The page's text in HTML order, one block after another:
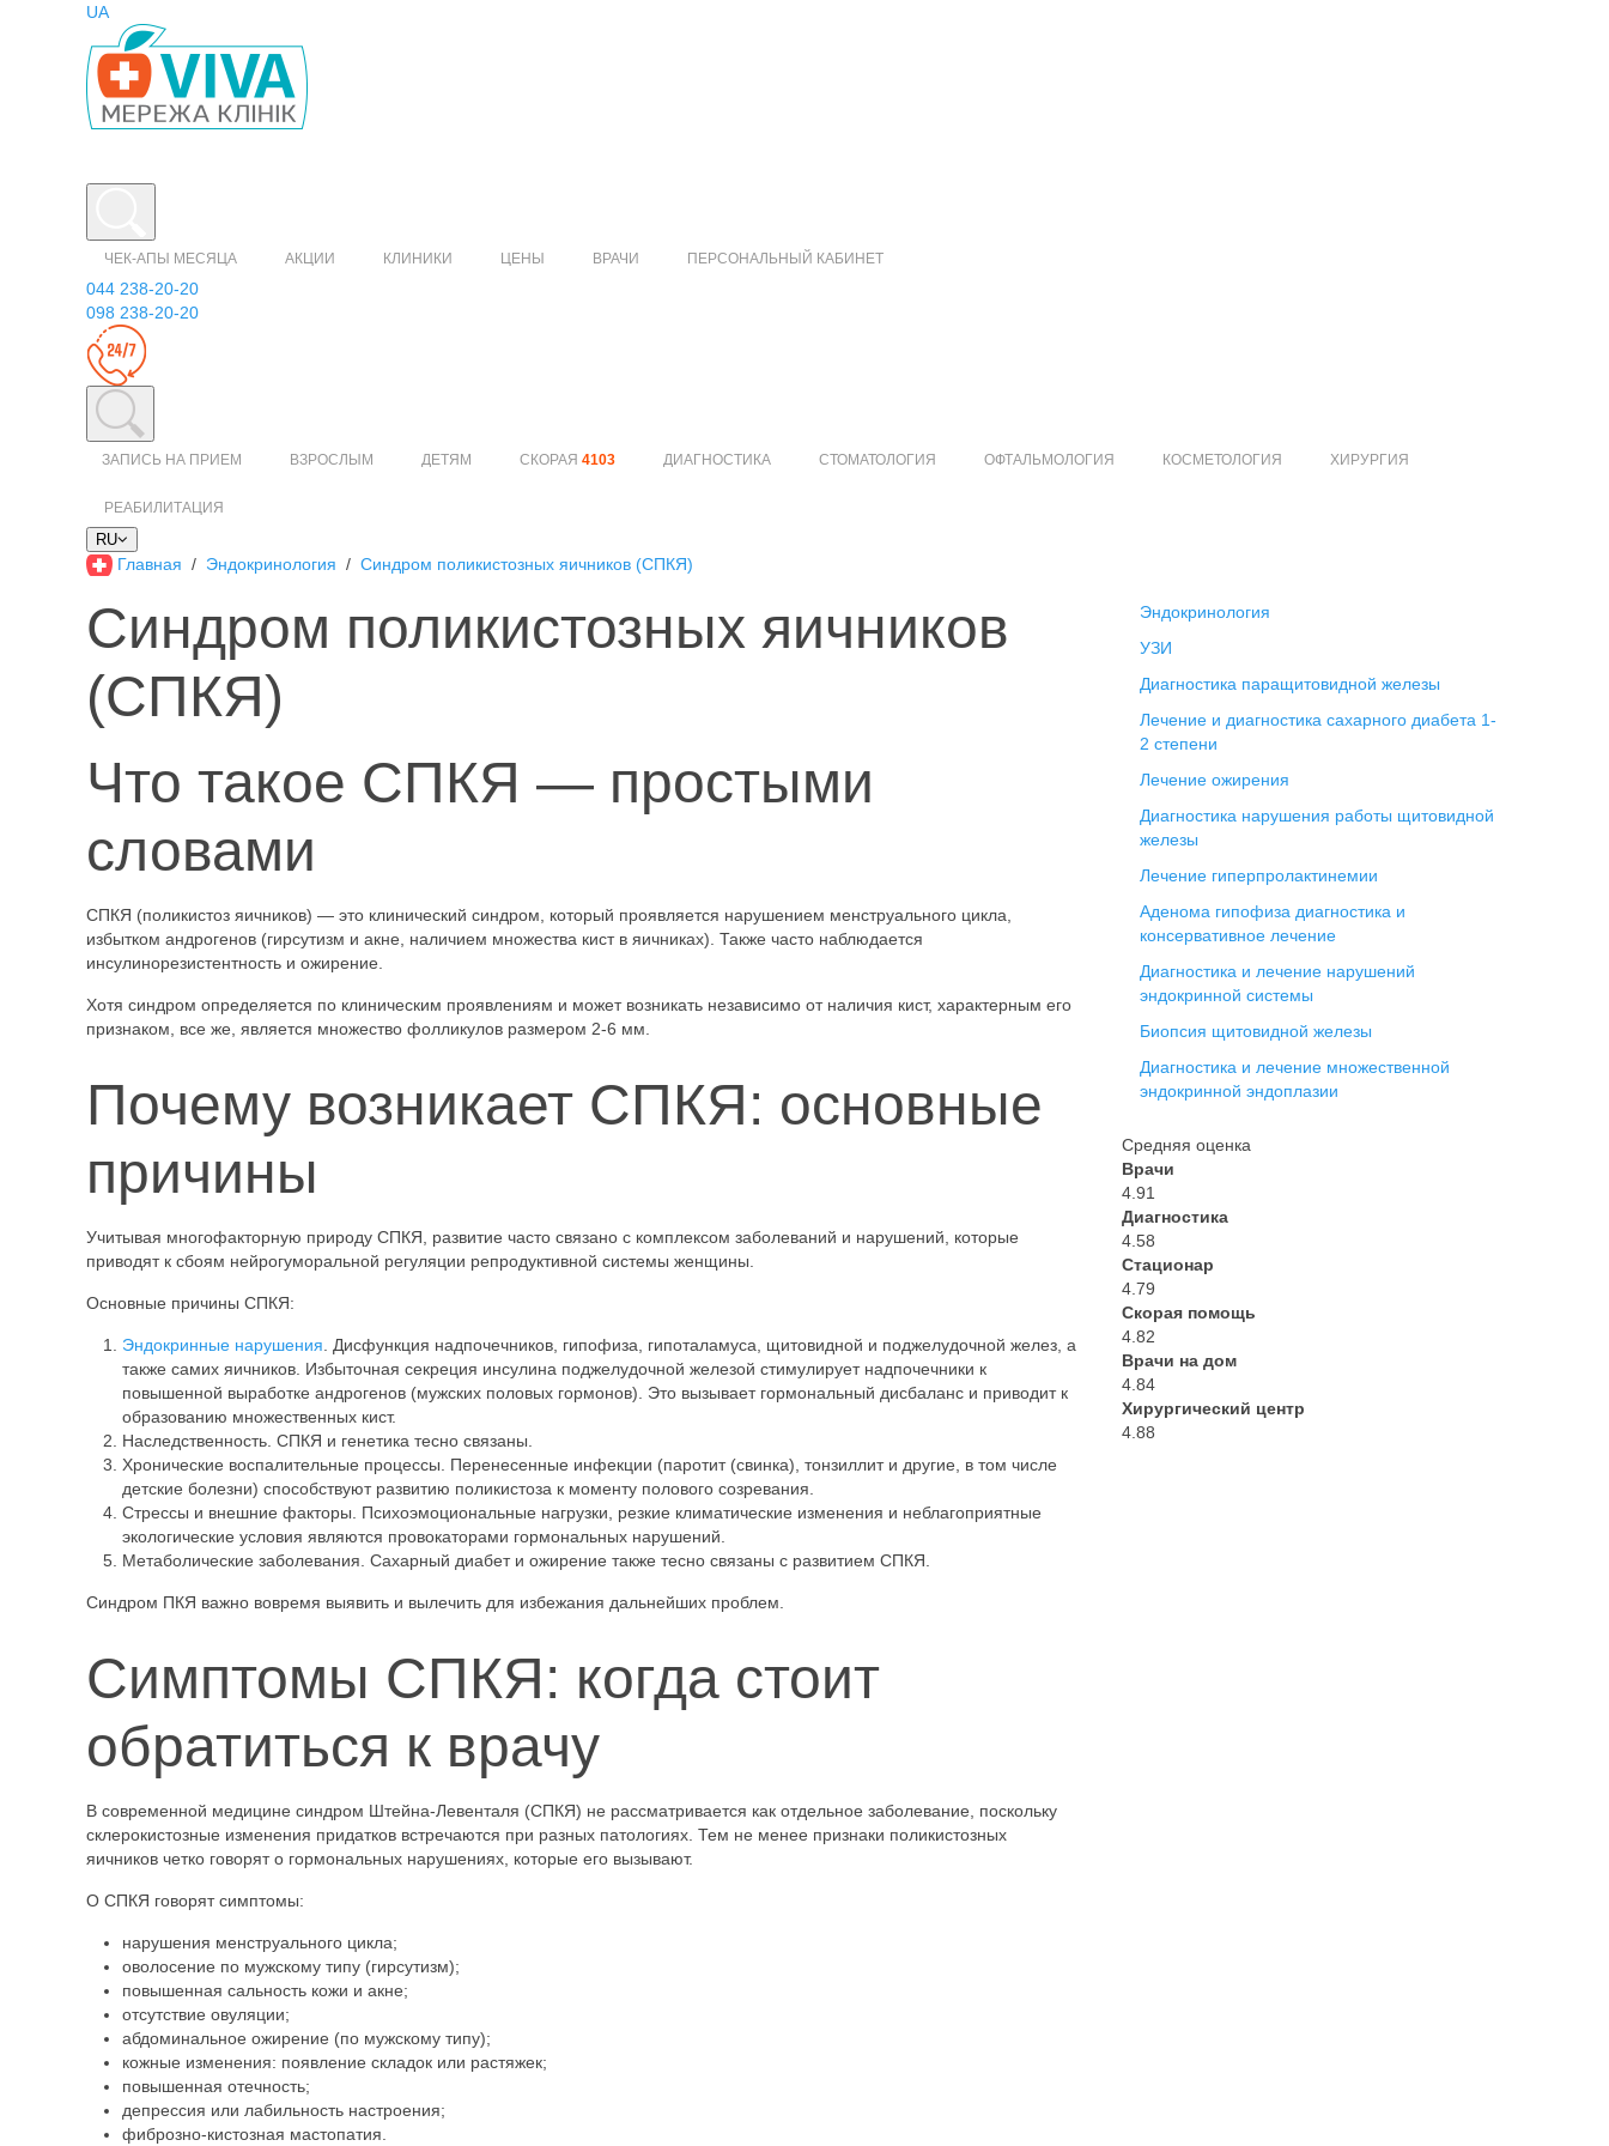
UA
ЧЕК-АПЫ МЕСЯЦА АКЦИИ КЛИНИКИ ЦЕНЫ ВРАЧИ ПЕРСОНАЛЬНЫЙ КАБИНЕТ
044 238-20-20
098 238-20-20
ЗАПИСЬ НА ПРИЕМ ВЗРОСЛЫМ ДЕТЯМ СКОРАЯ 4103 ДИАГНОСТИКА СТОМАТОЛОГИЯ ОФТАЛЬМОЛОГИЯ КОСМЕТОЛОГИЯ ХИРУРГИЯ
РЕАБИЛИТАЦИЯ
RU
Главная Эндокринология Синдром поликистозных яичников (СПКЯ)
Синдром поликистозных яичников
(СПКЯ)
Что такое СПКЯ — простыми
словами
СПКЯ (поликистоз яичников) — это клинический синдром, который проявляется нарушением менструального цикла,
избытком андрогенов (гирсутизм и акне, наличием множества кист в яичниках). Также часто наблюдается
инсулинорезистентность и ожирение.
Хотя синдром определяется по клиническим проявлениям и может возникать независимо от наличия кист, характерным его
признаком, все же, является множество фолликулов размером 2-6 мм.
Почему возникает СПКЯ: основные
причины
Учитывая многофакторную природу СПКЯ, развитие часто связано с комплексом заболеваний и нарушений, которые
приводят к сбоям нейрогуморальной регуляции репродуктивной системы женщины.
Основные причины СПКЯ:
Эндокринные нарушения. Дисфункция надпочечников, гипофиза, гипоталамуса, щитовидной и поджелудочной желез, а
также самих яичников. Избыточная секреция инсулина поджелудочной железой стимулирует надпочечники к
повышенной выработке андрогенов (мужских половых гормонов). Это вызывает гормональный дисбаланс и приводит к
образованию множественных кист.
Наследственность. СПКЯ и генетика тесно связаны.
Хронические воспалительные процессы. Перенесенные инфекции (паротит (свинка), тонзиллит и другие, в том числе
детские болезни) способствуют развитию поликистоза к моменту полового созревания.
Стрессы и внешние факторы. Психоэмоциональные нагрузки, резкие климатические изменения и неблагоприятные
экологические условия являются провокаторами гормональных нарушений.
Метаболические заболевания. Сахарный диабет и ожирение также тесно связаны с развитием СПКЯ.
Синдром ПКЯ важно вовремя выявить и вылечить для избежания дальнейших проблем.
Симптомы СПКЯ: когда стоит
обратиться к врачу
В современной медицине синдром Штейна-Левенталя (СПКЯ) не рассматривается как отдельное заболевание, поскольку
склерокистозные изменения придатков встречаются при разных патологиях. Тем не менее признаки поликистозных
яичников четко говорят о гормональных нарушениях, которые его вызывают.
О СПКЯ говорят симптомы:
нарушения менструального цикла;
оволосение по мужскому типу (гирсутизм);
повышенная сальность кожи и акне;
отсутствие овуляции;
абдоминальное ожирение (по мужскому типу);
кожные изменения: появление складок или растяжек;
повышенная отечность;
депрессия или лабильность настроения;
фиброзно-кистозная мастопатия.
Эндокринология
УЗИ
Диагностика паращитовидной железы
Лечение и диагностика сахарного диабета 1-
2 степени
Лечение ожирения
Диагностика нарушения работы щитовидной
железы
Лечение гиперпролактинемии
Аденома гипофиза диагностика и
консервативное лечение
Диагностика и лечение нарушений
эндокринной системы
Биопсия щитовидной железы
Диагностика и лечение множественной
эндокринной эндоплазии
Средняя оценка
Врачи
4.91
Диагностика
4.58
Стационар
4.79
Скорая помощь
4.82
Врачи на дом
4.84
Хирургический центр
4.88